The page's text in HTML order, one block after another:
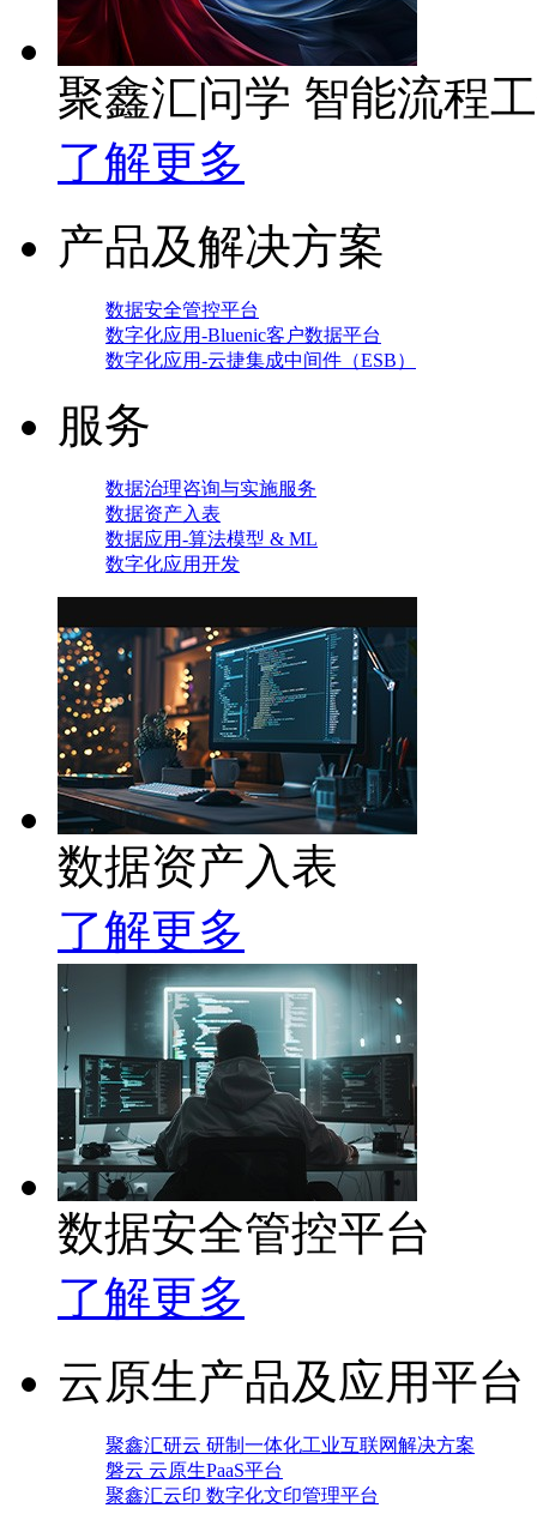
聚鑫汇问学 智能流程
了解更多
产品及解决方案
数据安全管控平台
数字化应用-Bluenic客户数据平台
数字化应用-云捷集成中间件（ESB）
服务
数据治理咨询与实施服务
数据资产入表
数据应用-算法模型 & ML
数字化应用开发
数据资产入表
了解更多
数据安全管控平台
了解更多
云原生产品及应用平台
聚鑫汇研云 研制一体化工业互联网解决方案
磐云 云原生PaaS平台
聚鑫汇云印 数字化文印管理平台